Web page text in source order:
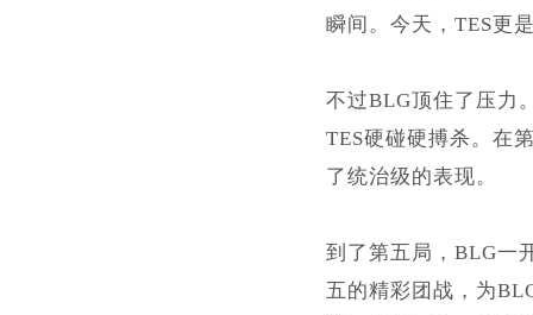
瞬间。今天，TES更
不过BLG顶住了压力
TES硬碰硬搏杀。在
了统治级的表现。
到了第五局，BLG一
五的精彩团战，为